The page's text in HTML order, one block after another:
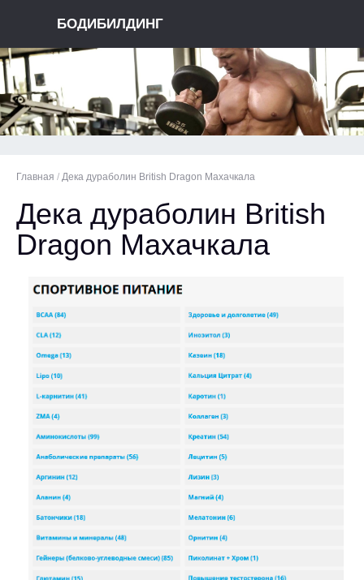
БОДИБИЛДИНГ
Главная / Дека дураболин British Dragon Махачкала
Дека дураболин British
Dragon Махачкала